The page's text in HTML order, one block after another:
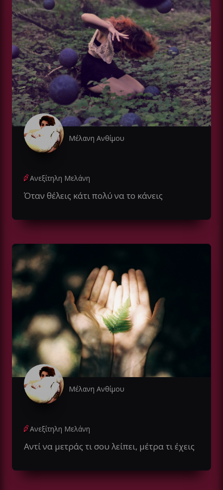
Μέλανη Ανθίμου
Ανεξίτηλη Mελάνη
Όταν θέλεις κάτι πολύ να το κάνεις
Μέλανη Ανθίμου
Ανεξίτηλη Mελάνη
Αντί να μετράς τι σου λείπει, μέτρα τι έχεις